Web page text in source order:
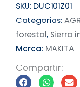
SKU: DUC101Z01
Categorias:
forestal, Sierra
Marca: MAKITA
Compartir: